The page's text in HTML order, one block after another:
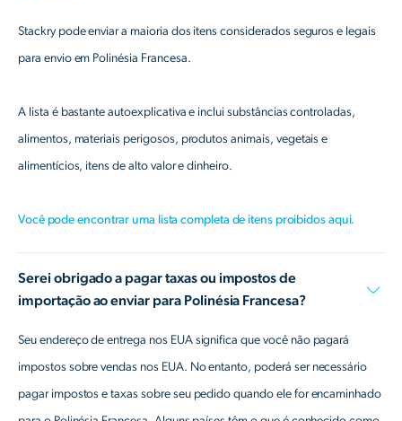
Stackry pode enviar a maioria dos itens considerados seguros e legais
para envio em Polinésia Francesa.
A lista é bastante autoexplicativa e inclui substâncias controladas,
alimentos, materiais perigosos, produtos animais, vegetais e
alimentícios, itens de alto valor e dinheiro.
Você pode encontrar uma lista completa de itens proibidos aqui.
Serei obrigado a pagar taxas ou impostos de
importação ao enviar para Polinésia Francesa?
Seu endereço de entrega nos EUA significa que você não pagará
impostos sobre vendas nos EUA. No entanto, poderá ser necessário
pagar impostos e taxas sobre seu pedido quando ele for encaminhado